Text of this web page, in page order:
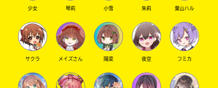
オフィシャルアカウント
少女 琴莉 小雪 朱莉 葉山ハル
サクラ メイズさん 陽菜 夜空 フミカ